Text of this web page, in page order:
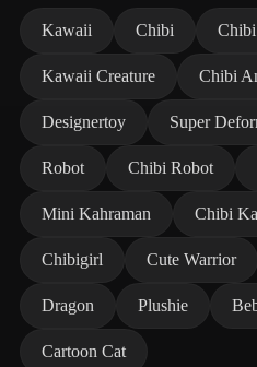
Kawaii Chibi
Kawaii Creature Chibi
Designertoy Super
Robot Chibi Robot
Mini Kahraman Chibi
Chibigirl Cute Warrior
Dragon Plushie
Cartoon Cat